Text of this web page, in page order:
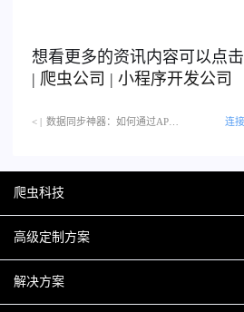
想看更多的资讯内容可以点击
| 爬虫公司 | 小程序开发公司
< |
爬虫科技
爬虫案例
关于爬虫
高级定制方案
H5互动营销
解决方案